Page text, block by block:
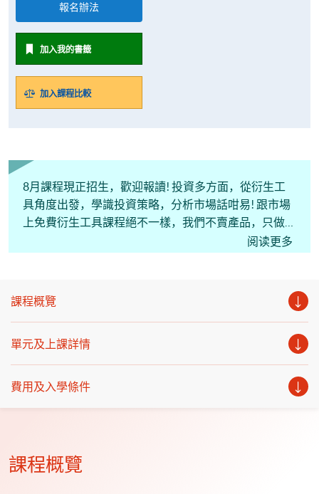
報名辦法
加入我的書籤
加入課程比較
8月課程現正招生，歡迎報讀! 投資多方面，從衍生工
具角度出發，學識投資策略，分析市場話咁易! 跟市場
上免費衍生工具課程絕不一樣，我們不賣產品，只做教
阅读更多
課程概覽
單元及上課詳情
費用及入學條件
課程概覽